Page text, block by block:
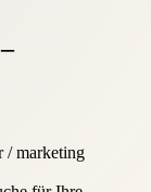
/ marketing